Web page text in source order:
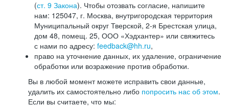
(ст. 9 Закона). Чтобы отозвать согласие, напишите
нам: 125047, г. Москва, внутригородская территория
Муниципальный округ Тверской, 2-я Брестская улица,
дом 48, помещ. 25, ООО «Хэдхантер» или свяжитесь
с нами по адресу: feedback@hh.ru,
право на уточнение данных, их удаление, ограничение
обработки или возражение против обработки.
Вы в любой момент можете исправить свои данные,
удалить их самостоятельно либо попросить нас об этом.
Если вы считаете, что мы: